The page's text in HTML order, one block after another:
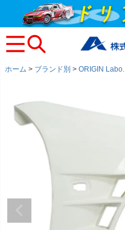
ホーム ブランド別 ORIGIN Labo.